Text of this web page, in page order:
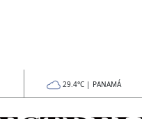
29.4°C | PANAMÁ